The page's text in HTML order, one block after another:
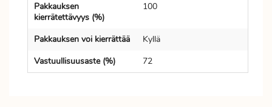
Pakkauksen
kierrätettävyys (%)
100
Pakkauksen voi kierrättää
Kyllä
Vastuullisuusaste (%)
72